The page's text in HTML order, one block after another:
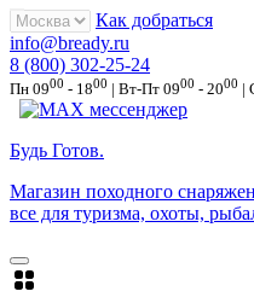
Как добраться
info@bready.ru
8 (800) 302-25-24
Пн 0900 - 1800 | Вт-Пт 0900 - 2000 |
Будь Готов.
Магазин походного
все для туризма, охоты,